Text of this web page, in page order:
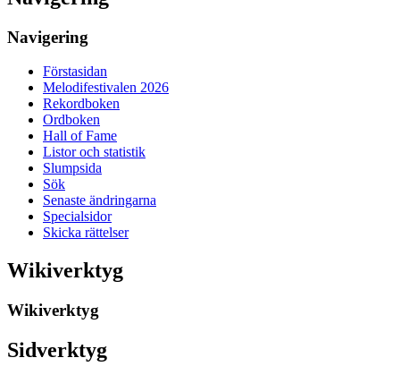
Navigering
Förstasidan
Melodifestivalen 2026
Rekordboken
Ordboken
Hall of Fame
Listor och statistik
Slumpsida
Sök
Senaste ändringarna
Specialsidor
Skicka rättelser
Wikiverktyg
Wikiverktyg
Sidverktyg